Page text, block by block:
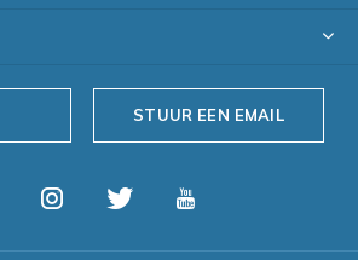
STUUR EEN EMAIL